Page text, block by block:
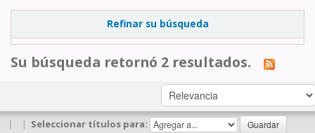
Refinar su búsqueda
Su búsqueda retornó 2 resultados.
| | Seleccionar títulos para: